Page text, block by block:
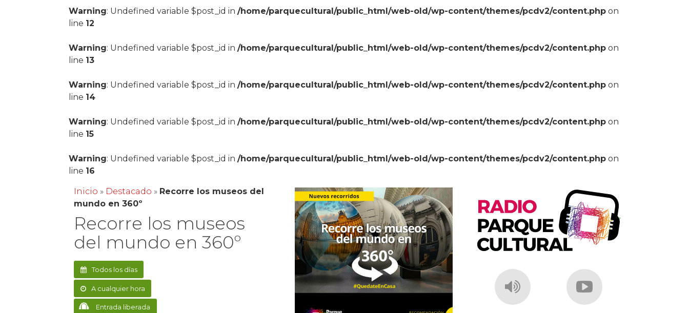
Warning: Undefined variable $post_id in/home/parquecultural/public_html/web-old/wp-content/themes/pcdv2/content.php on
line 12
Warning: Undefined variable $post_id in/home/parquecultural/public_html/web-old/wp-content/themes/pcdv2/content.php on
line 13
Warning: Undefined variable $post_id in/home/parquecultural/public_html/web-old/wp-content/themes/pcdv2/content.php on
line 14
Warning: Undefined variable $post_id in/home/parquecultural/public_html/web-old/wp-content/themes/pcdv2/content.php on
line 15
Warning: Undefined variable $post_id in/home/parquecultural/public_html/web-old/wp-content/themes/pcdv2/content.php on
line 16
Inicio » Destacado » Recorre los museos del
mundo en 360º
Recorre los museos
del mundo en 360º
Todos los días
A cualquier hora
Entrada liberada